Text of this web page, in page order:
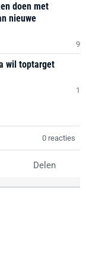
doen met
nieuwe
9
wil toptarget
1
0 reacties
Delen